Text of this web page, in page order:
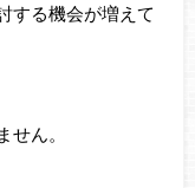
する機会が増えて
ん。